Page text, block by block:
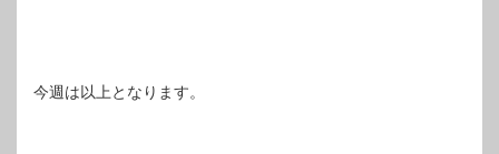
今週は以上となります。